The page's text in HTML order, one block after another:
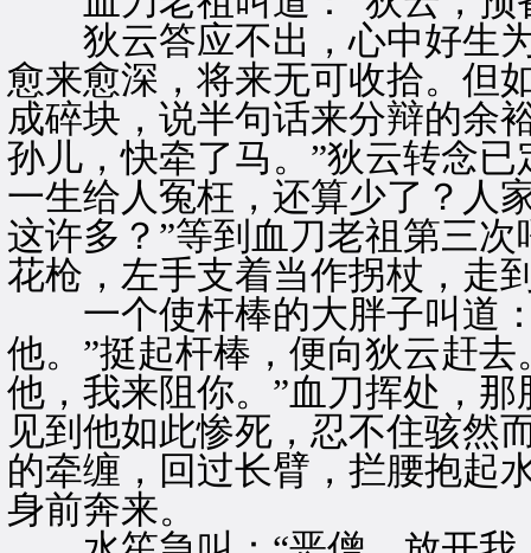
狄云答应不出，心中好生为
愈来愈深，将来无可收拾。但
成碎块，说半句话来分辩的余
孙儿，快牵了马。”狄云转念
一生给人冤枉，还算少了？人
这许多？”等到血刀老祖第三
花枪，左手支着当作拐杖，走
一个使杆棒的大胖子叫道：
他。”挺起杆棒，便向狄云赶
他，我来阻你。”血刀挥处，
见到他如此惨死，忍不住骇然
的牵缠，回过长臂，拦腰抱起
身前奔来。